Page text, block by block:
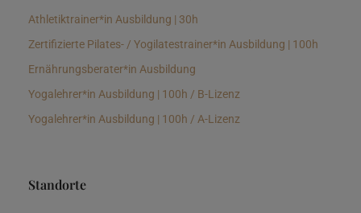
Athletiktrainer*in Ausbildung | 30h
Zertifizierte Pilates- / Yogilatestrainer*in Ausbildung | 100h
Ernährungsberater*in Ausbildung
Yogalehrer*in Ausbildung | 100h / B-Lizenz
Yogalehrer*in Ausbildung | 100h / A-Lizenz
Standorte